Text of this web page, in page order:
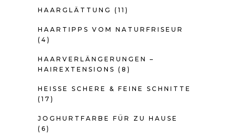
HAARGLÄTTUNG (11)
HAARTIPPS VOM NATURFRISEUR
(4)
HAARVERLÄNGERUNGEN –
HAIREXTENSIONS (8)
HEISSE SCHERE & FEINE SCHNITTE
(17)
JOGHURTFARBE FÜR ZU HAUSE
(6)